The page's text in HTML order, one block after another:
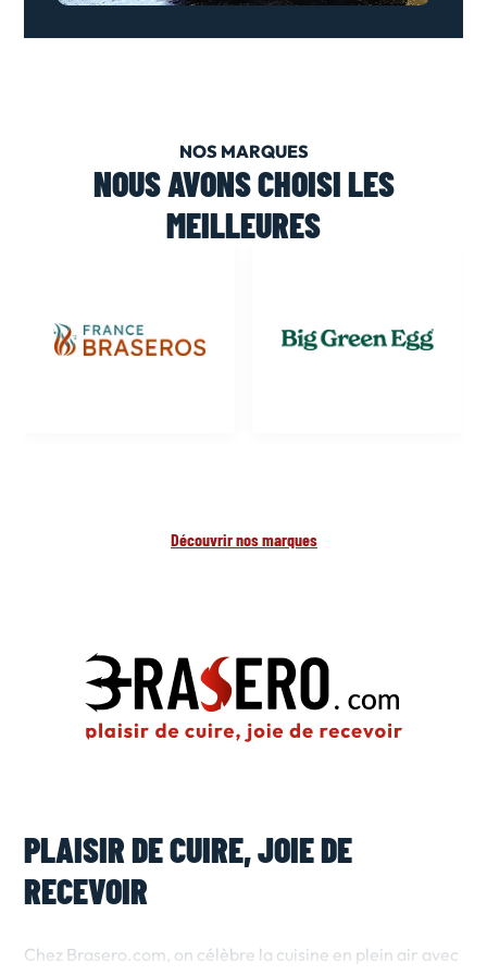
NOS MARQUES
NOUS AVONS CHOISI LES
MEILLEURES
Découvrir nos marques
PLAISIR DE CUIRE, JOIE DE
RECEVOIR
Chez Brasero.com, on célèbre la cuisine en plein air avec